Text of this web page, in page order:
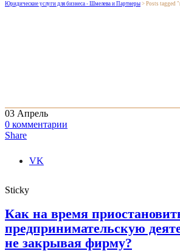
Юридические услуги для бизнеса - Шмелева и Партнеры > Posts tagged
03 Апрель
0 комментарии
Share
VK
Sticky
Как на время
предпринимательскую
не закрывая фирму?